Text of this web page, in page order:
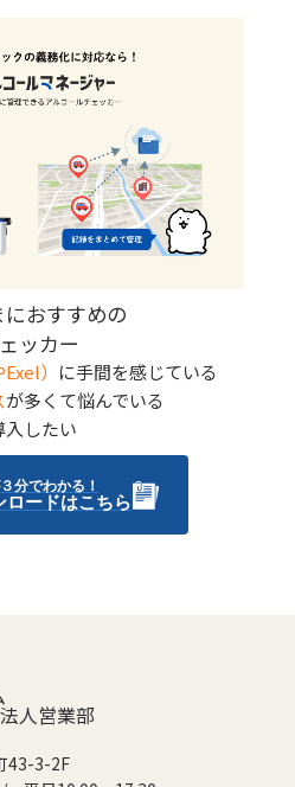
おすすめの
ッカー
） に手間を感じている
が多くて悩んでいる
入したい
分でわかる！
ロードはこちら
人営業部
43-3-2F